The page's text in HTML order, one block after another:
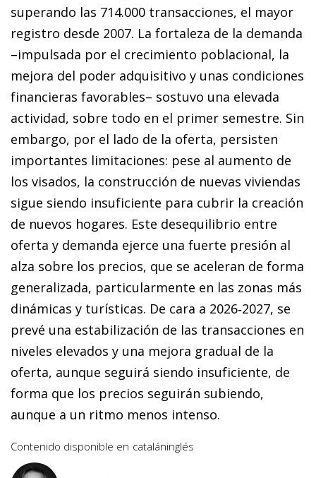
superando las 714.000 transacciones, el mayor
registro desde 2007. La fortaleza de la demanda
–impulsada por el crecimiento poblacional, la
mejora del poder adquisitivo y unas condiciones
financieras favorables– sostuvo una elevada
actividad, sobre todo en el primer semestre. Sin
embargo, por el lado de la oferta, persisten
importantes limitaciones: pese al aumento de
los visados, la construcción de nuevas viviendas
sigue siendo insuficiente para cubrir la creación
de nuevos hogares. Este desequilibrio entre
oferta y demanda ejerce una fuerte presión al
alza sobre los precios, que se aceleran de forma
generalizada, particularmente en las zonas más
dinámicas y turísticas. De cara a 2026‑2027, se
prevé una estabilización de las transacciones en
niveles elevados y una mejora gradual de la
oferta, aunque seguirá siendo insuficiente, de
forma que los precios seguirán subiendo,
aunque a un ritmo menos intenso.
Contenido disponible en cataláninglés